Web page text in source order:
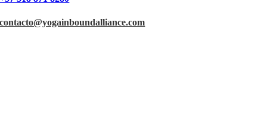
contacto@yogainboundalliance.com